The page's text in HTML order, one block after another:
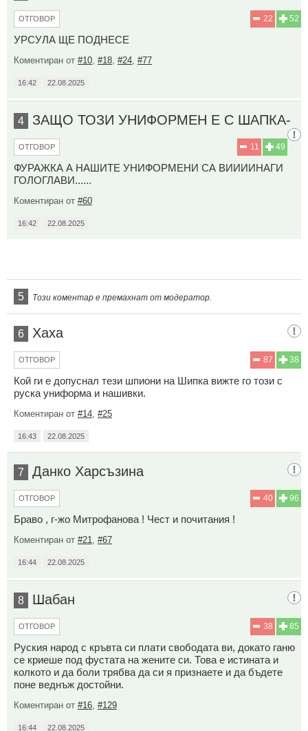
52
22
ОТГОВОР
УРСУЛА ЩЕ ПОДНЕСЕ
Коментиран от #10 #18 #24 #77
16:42 22.08.2025
4 ЗАЩО ТОЗИ УНИФОРМЕН Е С ШАПКА-
49
11
ОТГОВОР
ФУРАЖКА А НАШИТЕ УНИФОРМЕНИ СА ВИИИИНАГИ
ГОЛОГЛАВИ......
Коментиран от #60
16:42 22.08.2025
5 Този коментар е премахнат от модератор.
6 Хаха
38
87
ОТГОВОР
Кой ги е допуснал тези шпиони на Шипка вижте го този с
руска униформа и нашивки.
Коментиран от #14 #25
16:43 22.08.2025
7 Данко Харсъзина
96
40
ОТГОВОР
Браво , г-жо Митрофанова ! Чест и почитания !
Коментиран от #21 #67
16:44 22.08.2025
8 Шабан
85
38
ОТГОВОР
Руския народ с кръвта си плати свободата ви, докато ганю
се криеше под фустата на жените си. Това е истината и
колкото и да боли трябва да си я признаете и да бъдете
поне веднъж достойни.
Коментиран от #16 #129
16:44 22.08.2025